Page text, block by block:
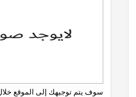
سوف يتم توجيهك إلى الموقع خلال 20